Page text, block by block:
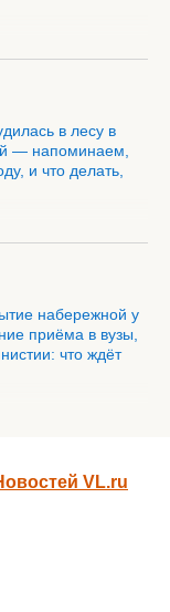
в лесу в
— напоминаем,
и что делать,
набережной у
приёма в вузы,
что ждёт
VL.ru